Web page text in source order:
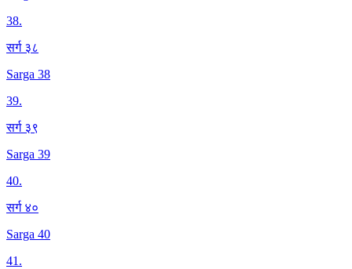
38.
सर्ग ३८
Sarga 38
39.
सर्ग ३९
Sarga 39
40.
सर्ग ४०
Sarga 40
41.